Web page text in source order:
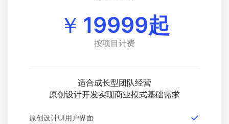
￥ 19999起
按项目计费
适合成长型团队经营
原创设计开发实现商业模式基础需求
原创设计UI用户界面